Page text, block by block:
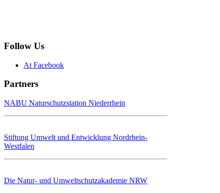
Follow Us
At Facebook
Partners
NABU Naturschutzstation Niederrhein
Stiftung Umwelt und Entwicklung Nordrhein-
Westfalen
Die Natur- und Umweltschutzakademie NRW